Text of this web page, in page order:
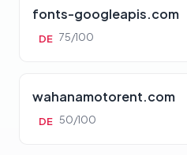
fonts-googleapis.com
DE 75/100
wahanamotorent.com
DE 50/100